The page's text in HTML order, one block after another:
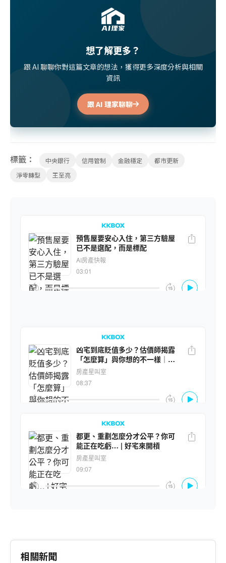
想了解更多？
跟 AI 聊聊你對這篇文章的想法，獲得更多深度分析與相關
資訊
跟 AI 理家聊聊
標籤： 中央銀行 信用管制 金融穩定
都市更新
淨零轉型
王至亮
相關新聞